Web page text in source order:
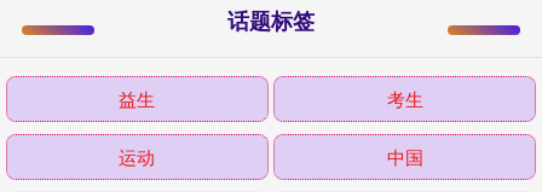
话题标签
益生 考生
运动 中国